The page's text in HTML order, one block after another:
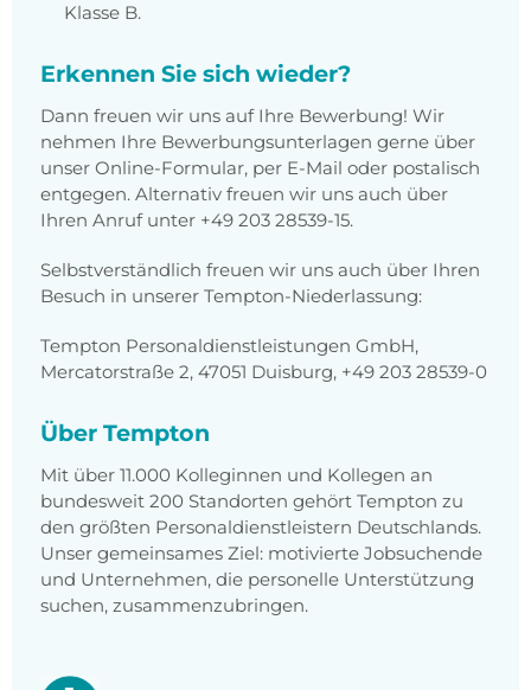
Klasse B.
Erkennen Sie sich wieder?
Dann freuen wir uns auf Ihre Bewerbung! Wir
nehmen Ihre Bewerbungsunterlagen gerne über
unser Online-Formular, per E-Mail oder postalisch
entgegen. Alternativ freuen wir uns auch über
Ihren Anruf unter +49 203 28539-15.
Selbstverständlich freuen wir uns auch über Ihren
Besuch in unserer Tempton-Niederlassung:
Tempton Personaldienstleistungen GmbH,
Mercatorstraße 2, 47051 Duisburg, +49 203 28539-0
Über Tempton
Mit über 11.000 Kolleginnen und Kollegen an
bundesweit 200 Standorten gehört Tempton zu
den größten Personaldienstleistern Deutschlands.
Unser gemeinsames Ziel: motivierte Jobsuchende
und Unternehmen, die personelle Unterstützung
suchen, zusammenzubringen.